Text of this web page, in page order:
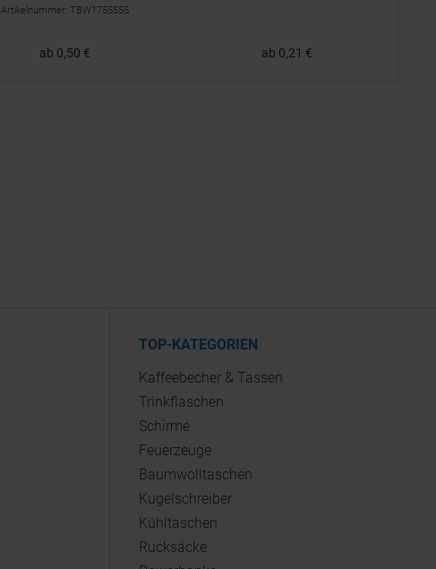
Artikelnummer: TBW1755555
ab 0,50 € ab 0,21 €
TOP-KATEGORIEN
Kaffeebecher & Tassen
Trinkflaschen
Schirme
Feuerzeuge
Baumwolltaschen
Kugelschreiber
Kühltaschen
Rucksäcke